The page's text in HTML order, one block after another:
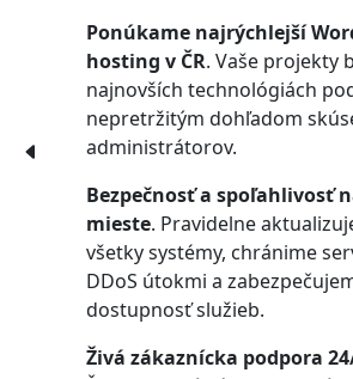
Ponúkame najrýchlejší
hosting v ČR. Vaše projekty
najnovších technológiách
nepretržitým dohľadom
administrátorov.
Bezpečnosť a spoľahlivosť
mieste. Pravidelne
všetky systémy, chránime
DDoS útokmi a
dostupnosť služieb.
Živá zákaznícka podpora